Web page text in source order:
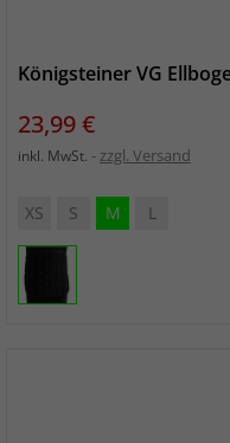
Königsteiner VG
Preis
23,99 €
inkl. MwSt. zzgl. Versand
XS S M L